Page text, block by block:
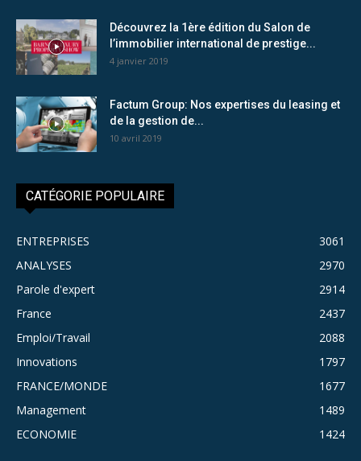
Découvrez la 1ère édition du Salon de
l’immobilier international de prestige...
4 janvier 2019
Factum Group: Nos expertises du leasing et
de la gestion de...
10 avril 2019
CATÉGORIE POPULAIRE
ENTREPRISES
3061
ANALYSES
2970
Parole d'expert
2914
France
2437
Emploi/Travail
2088
Innovations
1797
FRANCE/MONDE
1677
Management
1489
ECONOMIE
1424